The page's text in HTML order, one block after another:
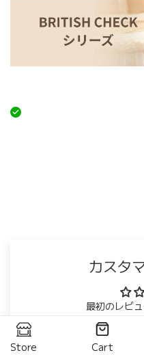
カスタ
最初のレビ
レ
Store Cart